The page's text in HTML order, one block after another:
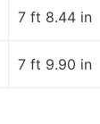
7 ft 8.44 in
7 ft 9.90 in